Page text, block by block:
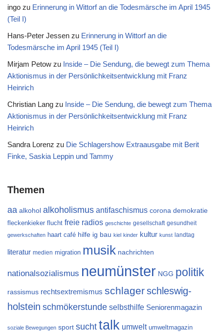
ingo zu Erinnerung in Wittorf an die Todesmärsche im April 1945
(Teil I)
Hans-Peter Jessen zu Erinnerung in Wittorf an die
Todesmärsche im April 1945 (Teil I)
Mirjam Petow zu Inside – Die Sendung, die bewegt zum Thema
Aktionismus in der Persönlichkeitsentwicklung mit Franz
Heinrich
Christian Lang zu Inside – Die Sendung, die bewegt zum Thema
Aktionismus in der Persönlichkeitsentwicklung mit Franz
Heinrich
Sandra Lorenz zu Die Schlagershow Extraausgabe mit Berit
Finke, Saskia Leppin und Tammy
Themen
aa alkohol alkoholismus antifaschismus corona demokratie
fleckenkieker flucht freie radios geschichte gesellschaft gesundheit
gewerkschaften haart café hilfe ig bau kiel kinder kultur kunst landtag
literatur medien migration musik nachrichten
nationalsozialismus neumünster NGG politik
rassismus rechtsextremismus schlagerschleswig-
holstein schmökerstunde selbsthilfe Seniorenmagazin
soziale Bewegungen sport suchttalk umwelt umweltmagazin